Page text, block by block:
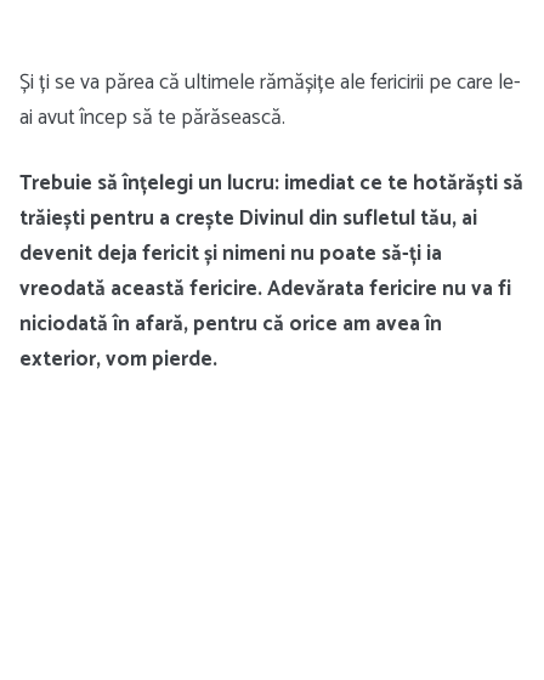
Și ți se va părea că ultimele rămășițe ale fericirii pe care le-
ai avut încep să te părăsească.
Trebuie să înțelegi un lucru: imediat ce te hotărăști să
trăiești pentru a crește Divinul din sufletul tău, ai
devenit deja fericit și nimeni nu poate să-ți ia
vreodată această fericire. Adevărata fericire nu va fi
niciodată în afară, pentru că orice am avea în
exterior, vom pierde.